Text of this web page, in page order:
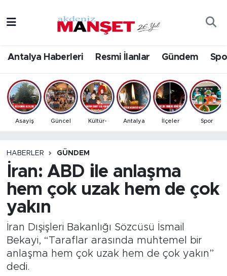
Antalya Haberleri Resmi İlanlar Gündem
Asayiş Güncel Kültür- Antalya İlçeler Spor
HABERLER GÜNDEM
İran: ABD ile anlaşma
hem çok uzak hem de çok
yakın
İran Dışişleri Bakanlığı Sözcüsü İsmail
Bekayi, “Taraflar arasında muhtemel bir
anlaşma hem çok uzak hem de çok yakın”
dedi.
Bilim & Teknoloji
Eğitim
Ekonomi
Gündem
İlçeler
Magazin
Özel Haber
Antalya Hava Durumu
Antalya Namaz Vakitleri
Antalya Trafik Yoğunluk Haritası
Tüm Manşetler
Son Dakika Haberleri